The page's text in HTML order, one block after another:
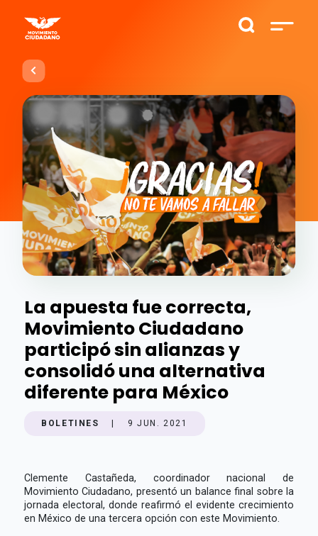
La apuesta fue correcta,
Movimiento Ciudadano
participó sin alianzas y
consolidó una alternativa
diferente para México
BOLETINES 9 JUN. 2021
Clemente Castañeda, coordinador nacional de
Movimiento Ciudadano, presentó un balance final sobre la
jornada electoral, donde reafirmó el evidente crecimiento
en México de una tercera opción con este Movimiento.